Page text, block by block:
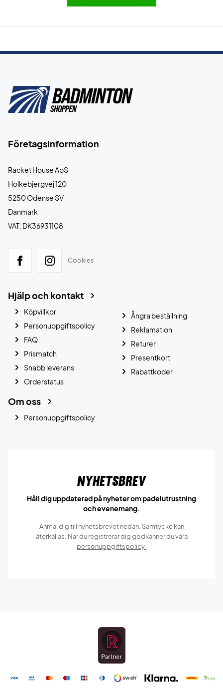
Företagsinformation
Racket House ApS
Holkebjergvej 120
5250 Odense SV
Danmark
VAT: DK36931108
Cookies
Hjälp och kontakt
Köpvillkor
Personuppgiftspolicy
FAQ
Prismatch
Snabb leverans
Orderstatus
Ångra beställning
Reklamation
Returer
Presentkort
Rabattkoder
Om oss
Personuppgiftspolicy
Nyhetsbrev
Håll dig uppdaterad på nyheter om padelutrustning
och evenemang.
Anmäl dig till nyhetsbrevet nedan. Samtycke kan
återkallas. När du registrerar dig godkänner du våra
personuppgiftspolicy.